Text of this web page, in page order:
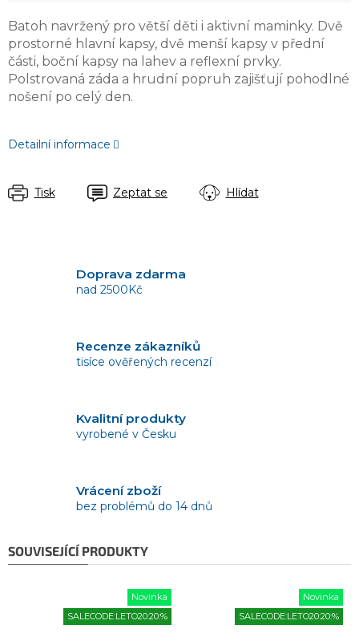
Batoh navržený pro větší děti i aktivní maminky. Dvě
prostorné hlavní kapsy, dvě menší kapsy v přední
části, boční kapsy na lahev a reflexní prvky.
Polstrovaná záda a hrudní popruh zajišťují pohodlné
nošení po celý den.
Detailní informace
Tisk Zeptat se Hlídat
Doprava zdarma
nad 2500Kč
Recenze zákazníků
tisíce ověřených recenzí
Kvalitní produkty
vyrobené v Česku
Vrácení zboží
bez problémů do 14 dnů
SOUVISEJÍCÍ PRODUKTY
Novinka
SALECODE:LETO20:20:%
Novinka
SALECODE:LETO20:20:%